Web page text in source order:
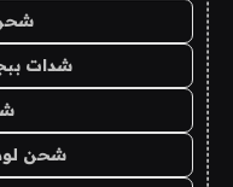
شدات
شحن